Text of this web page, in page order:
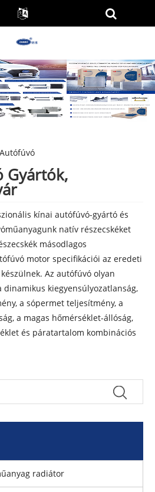
Gyártók,
kínai autófúvó-gyártó és
natív részecskéket
másodlagos
motor specifikációi az eredeti
Az autófúvó olyan
kiegyensúlyozatlanság,
a sópermet teljesítmény, a
a magas hőmérséklet-állóság,
és páratartalom kombinációs
radiátor